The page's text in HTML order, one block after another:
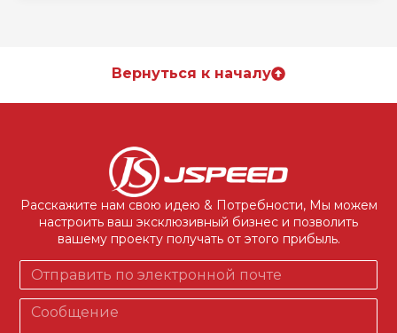
Вернуться к началу
Расскажите нам свою идею & Потребности, Мы можем
настроить ваш эксклюзивный бизнес и позволить
вашему проекту получать от этого прибыль.